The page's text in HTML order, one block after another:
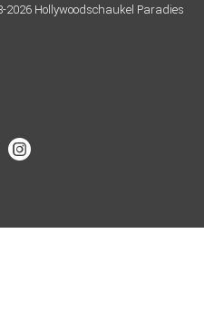
2026 Hollywoodschaukel Paradies